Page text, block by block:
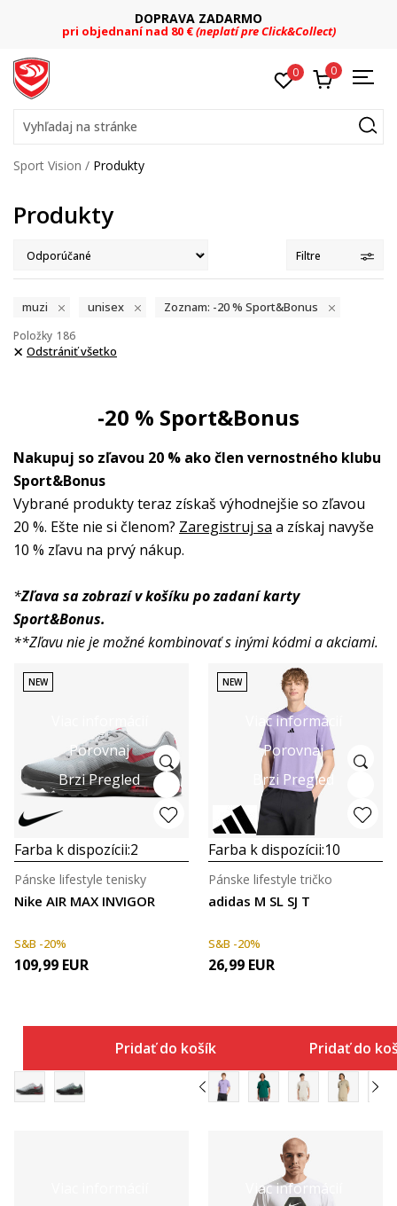
DOPRAVA ZADARMO
pri objednaní nad 80 €(neplatí pre Click&Collect)
0 0
Vyhľadaj na stránke
Sport Vision Produkty
Produkty
Filtre
muzi unisex Zoznam: -20 % Sport&Bonus
186
Položky
Odstrániť všetko
-20 % Sport&Bonus
Nakupuj so zľavou 20 % ako člen vernostného klubu
Sport&Bonus
Vybrané produkty teraz získaš výhodnejšie so zľavou
20 %. Ešte nie si členom? Zaregistruj sa a získaj navyše
10 % zľavu na prvý nákup.
*Zľava sa zobrazí v košíku po zadaní karty
Sport&Bonus.
**Zľavu nie je možné kombinovať s inými kódmi a akciami.
Porovnaj
Brzi Pregled
NEW
Farba k dispozícii:2
Nike AIR MAX INVIGOR
Pánske lifestyle tenisky
S&B -20%
109,99 EUR
Pridať do košíka
Viac informácií
Porovnaj
Brzi Pregled
NEW
Farba k dispozícii:10
adidas M SL SJ T
Pánske lifestyle tričko
S&B -20%
26,99 EUR
Pridať do
Viac informácií